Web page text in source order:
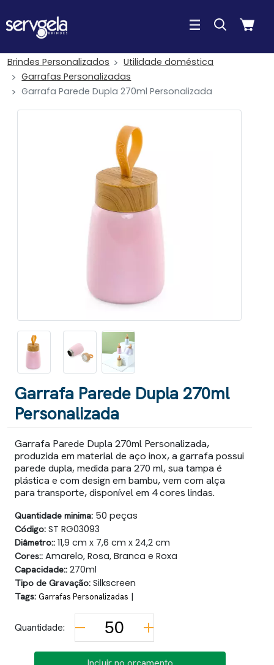
Brindes Personalizados
Utilidade doméstica
Garrafas Personalizadas
Garrafa Parede Dupla 270ml Personalizada
Garrafa Parede Dupla 270ml
Personalizada
Garrafa Parede Dupla 270ml Personalizada,
produzida em material de aço inox, a garrafa possui
parede dupla, medida para 270 ml, sua tampa é
plástica e com design em bambu, vem com alça
para transporte, disponível em 4 cores lindas.
Quantidade minima: 50 peças
Código: ST RG03093
Diâmetro:: 11,9 cm x 7,6 cm x 24,2 cm
Cores:: Amarelo, Rosa, Branca e Roxa
Capacidade:: 270ml
Tipo de Gravação: Silkscreen
Tags: Garrafas Personalizadas |
Quantidade: